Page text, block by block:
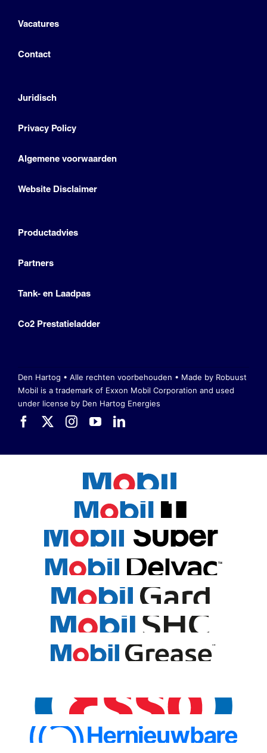
Vacatures
Contact
Juridisch
Privacy Policy
Algemene voorwaarden
Website Disclaimer
Productadvies
Partners
Tank- en Laadpas
Co2 Prestatieladder
Den Hartog • Alle rechten voorbehouden • Made by Robuust
Mobil is a trademark of Exxon Mobil Corporation and used
under license by Den Hartog Energies